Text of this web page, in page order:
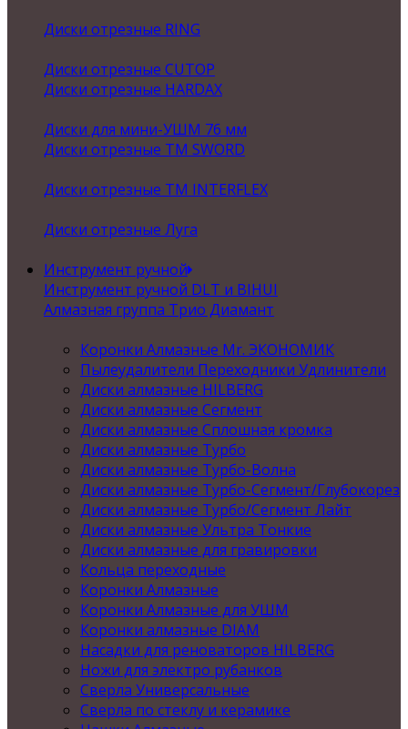
Диски отрезные RING
Диски отрезные CUTOP
Диски отрезные HARDAX
Диски для мини-УШМ 76 мм
Диски отрезные ТМ SWORD
Диски отрезные ТМ INTERFLEX
Диски отрезные Луга
Инструмент ручной
Инструмент ручной DLT и BIHUI
Алмазная группа Трио Диамант
Коронки Алмазные Mr. ЭКОНОМИК
Пылеудалители Переходники Удлинители
Диски алмазные HILBERG
Диски алмазные Сегмент
Диски алмазные Сплошная кромка
Диски алмазные Турбо
Диски алмазные Турбо-Волна
Диски алмазные Турбо-Сегмент/Глубокорез
Диски алмазные Турбо/Сегмент Лайт
Диски алмазные Ультра Тонкие
Диски алмазные для гравировки
Кольца переходные
Коронки Алмазные
Коронки Алмазные для УШМ
Коронки алмазные DIAM
Насадки для реноваторов HILBERG
Ножи для электро рубанков
Сверла Универсальные
Сверла по стеклу и керамике